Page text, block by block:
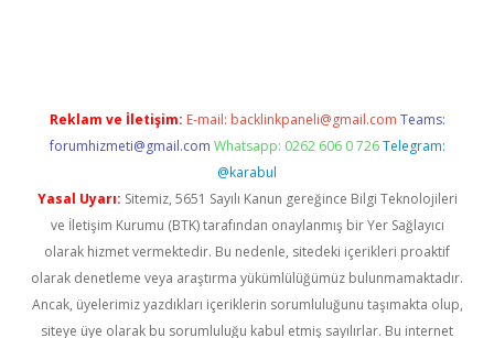
Reklam ve İletişim: E-mail: backlinkpaneli@gmail.com Teams:
forumhizmeti@gmail.com Whatsapp: 0262 606 0 726 Telegram:
@karabul
Yasal Uyarı: Sitemiz, 5651 Sayılı Kanun gereğince Bilgi Teknolojileri
ve İletişim Kurumu (BTK) tarafından onaylanmış bir Yer Sağlayıcı
olarak hizmet vermektedir. Bu nedenle, sitedeki içerikleri proaktif
olarak denetleme veya araştırma yükümlülüğümüz bulunmamaktadır.
Ancak, üyelerimiz yazdıkları içeriklerin sorumluluğunu taşımakta olup,
siteye üye olarak bu sorumluluğu kabul etmiş sayılırlar. Bu internet